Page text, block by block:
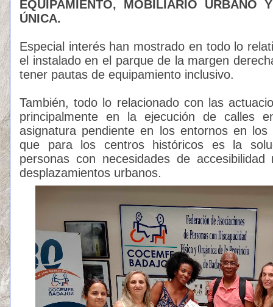
EQUIPAMIENTO, MOBILIARIO URBANO
ÚNICA.
Especial interés han mostrado en todo lo
el instalado en el parque de la margen
tener pautas de equipamiento inclusivo.
También, todo lo relacionado con las
principalmente en la ejecución de calles
asignatura pendiente en los entornos en
que para los centros históricos es la
personas con necesidades de
desplazamientos urbanos.